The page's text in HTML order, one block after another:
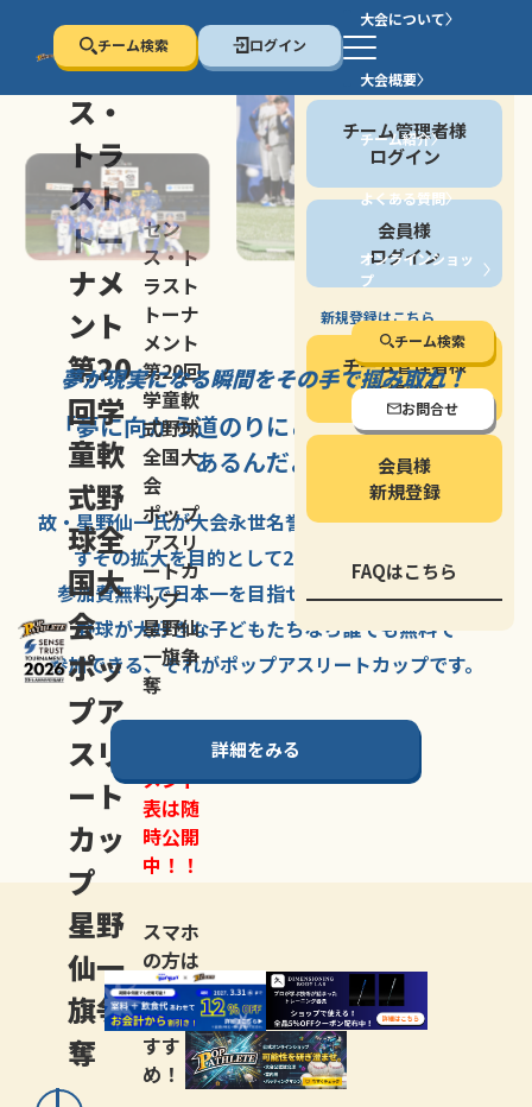
チーム検索 ログイン
大会について
大会概要
チーム紹介
よくある質問
オンラインショッ
プ
チーム検索
お問合せ
停止する
セン
ス・
トラ
スト
トー
ナメ
ント
第20
回学
童軟
式野
球全
国大
会
ポッ
プア
スリ
ート
カッ
プ
星野
仙一
旗争
奪
セン
ス・ト
ラスト
トーナ
メント
第20回
学童軟
式野球
全国大
会
ポップ
アスリ
ートカ
ップ
星野仙
一旗争
奪
メント
表は随
時公開
中！！
スマホ
の方は
LINE登
録がお
すす
め！
会員の方
チーム管理者様
ログイン
会員様
ログイン
新規登録はこちら
チーム管理者様
新規登録
会員様
新規登録
FAQはこちら
夢が現実になる瞬間をその手で掴み取れ！
「夢に向かう道のりにこそ大きな意味が
あるんだよ」
故・星野仙一氏が大会永世名誉会長を務める、野球の
すその拡大を目的として2007年に
参加費無料で日本一を目指せる唯一の野球大会。
野球が大好きな子どもたちなら誰でも無料で
参加できる、それがポップアスリートカップです。
詳細をみる